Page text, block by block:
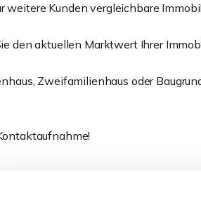
weitere Kunden vergleichbare
den aktuellen Marktwert Ihrer
Zweifamilienhaus oder